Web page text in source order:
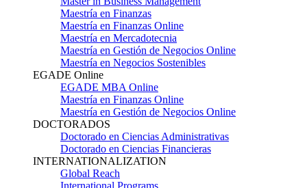
Maestría en Finanzas
Maestría en Finanzas Online
Maestría en Mercadotecnia
Maestría en Gestión de Negocios Online
Maestría en Negocios Sostenibles
EGADE Online
EGADE MBA Online
Maestría en Finanzas Online
Maestría en Gestión de Negocios Online
DOCTORADOS
Doctorado en Ciencias Administrativas
Doctorado en Ciencias Financieras
INTERNATIONALIZATION
Global Reach
International Programs